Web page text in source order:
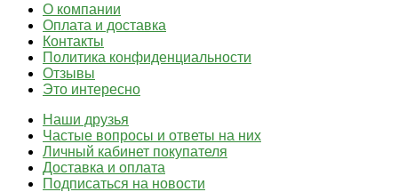
О компании
Оплата и доставка
Контакты
Политика конфиденциальности
Отзывы
Это интересно
Наши друзья
Частые вопросы и ответы на них
Личный кабинет покупателя
Доставка и оплата
Подписаться на новости